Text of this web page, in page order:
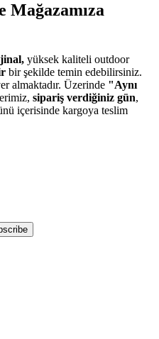
yüksek kaliteli outdoor
bir şekilde temin edebilirsiniz.
almaktadır. Üzerinde "Aynı
sipariş verdiğiniz gün,
içerisinde kargoya teslim